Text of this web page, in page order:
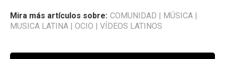
Mira más artículos sobre: COMUNIDAD | MÚSICA |
MUSICA LATINA | OCIO | VÍDEOS LATINOS